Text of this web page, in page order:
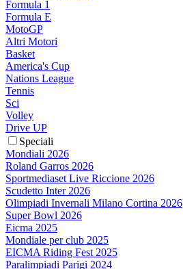
Formula 1
Formula E
MotoGP
Altri Motori
Basket
America's Cup
Nations League
Tennis
Sci
Volley
Drive UP
Speciali
Mondiali 2026
Roland Garros 2026
Sportmediaset Live Riccione 2026
Scudetto Inter 2026
Olimpiadi Invernali Milano Cortina 2026
Super Bowl 2026
Eicma 2025
Mondiale per club 2025
EICMA Riding Fest 2025
Paralimpiadi Parigi 2024